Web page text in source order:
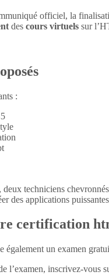
officiel, la
des cours virtuels sur
:
, deux techniciens
des applications
certification
également un examen
l’examen, inscrivez-vous